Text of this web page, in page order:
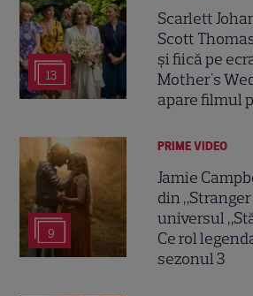
13
Scarlett
Scott
și fiică pe
Mother's
apare filmul
9
PRIME VIDEO
Jamie
din
universul
Ce rol
sezonul 3